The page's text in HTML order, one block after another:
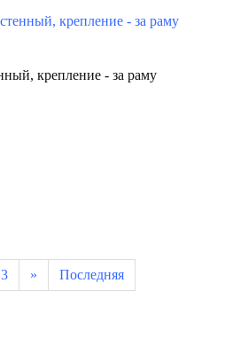
крепление - за раму
3 » Последняя